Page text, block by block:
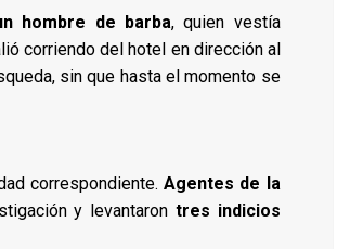
hombre de barba, quien vestía
corriendo del hotel en dirección al
sin que hasta el momento se
correspondiente.Agentes de la
y levantaron tres indicios